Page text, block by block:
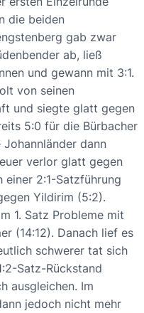
die beiden
gab zwar
ab, ließ
und gewann mit 3:1.
von seinen
und siegte glatt gegen
5:0 für die Bürbacher
dann
verlor glatt gegen
einer 2:1-Satzführung
Yildirim (5:2).
1. Satz Probleme mit
(14:12). Danach lief es
schwerer tat sich
Satz-Rückstand
ausgleichen. Im
jedoch nicht mehr